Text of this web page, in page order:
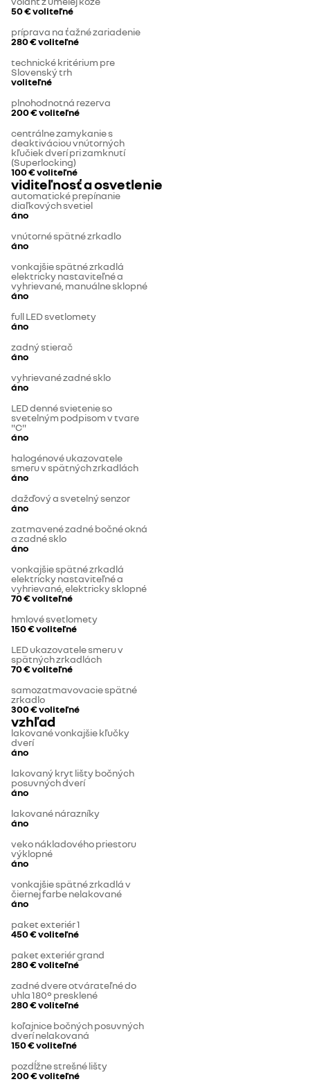
50 €voliteľné
príprava na ťažné zariadenie
280 €voliteľné
technické kritérium pre
Slovenský trh
voliteľné
plnohodnotná rezerva
200 €voliteľné
centrálne zamykanie s
deaktiváciou vnútorných
kľučiek dverí pri zamknutí
(Superlocking)
100 €voliteľné
viditeľnosť a osvetlenie
automatické prepínanie
diaľkových svetiel
áno
vnútorné spätné zrkadlo
áno
vonkajšie spätné zrkadlá
elektricky nastaviteľné a
vyhrievané, manuálne sklopné
áno
full LED svetlomety
áno
zadný stierač
áno
vyhrievané zadné sklo
áno
LED denné svietenie so
svetelným podpisom v tvare
"C"
áno
halogénové ukazovatele
smeru v spätných zrkadlách
áno
dažďový a svetelný senzor
áno
zatmavené zadné bočné okná
a zadné sklo
áno
vonkajšie spätné zrkadlá
elektricky nastaviteľné a
vyhrievané, elektricky sklopné
70 €voliteľné
hmlové svetlomety
150 €voliteľné
LED ukazovatele smeru v
spätných zrkadlách
70 €voliteľné
samozatmavovacie spätné
zrkadlo
300 €voliteľné
vzhľad
lakované vonkajšie kľučky
dverí
áno
lakovaný kryt lišty bočných
posuvných dverí
áno
lakované nárazníky
áno
veko nákladového priestoru
výklopné
áno
vonkajšie spätné zrkadlá v
čiernej farbe nelakované
áno
paket exteriér 1
450 €voliteľné
paket exteriér grand
280 €voliteľné
zadné dvere otvárateľné do
uhla 180° presklené
280 €voliteľné
koľajnice bočných posuvných
dverí nelakovaná
150 €voliteľné
pozdĺžne strešné lišty
200 €voliteľné